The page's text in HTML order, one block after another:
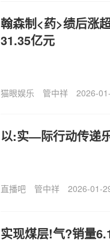
翰森制<药>绩后涨
31.35亿元
猫眼娱乐 管中祥 2026-
以:实—际行动传递
直播吧 管中祥 2026-01-
实现煤层!气?销量